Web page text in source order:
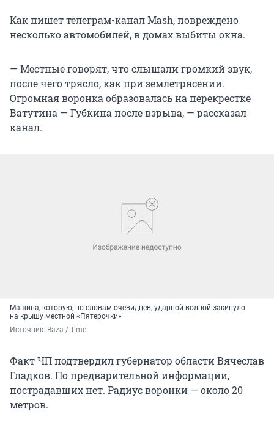
Как пишет телеграм-канал Mash, повреждено
несколько автомобилей, в домах выбиты окна.
— Местные говорят, что слышали громкий звук,
после чего трясло, как при землетрясении.
Огромная воронка образовалась на перекрестке
Ватутина — Губкина после взрыва, — рассказал
канал.
Машина, которую, по словам очевидцев, ударной волной закинуло
на крышу местной «Пятерочки»
Источник: Baza / T.me
Факт ЧП подтвердил губернатор области Вячеслав
Гладков. По предварительной информации,
пострадавших нет. Радиус воронки — около 20
метров.